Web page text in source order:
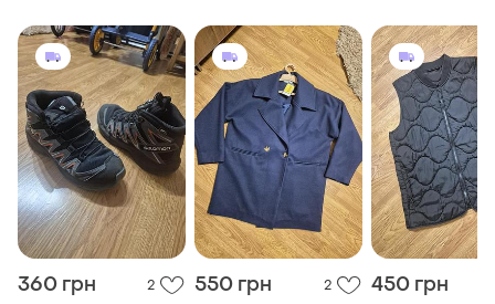
360 грн 2 550 грн 2 450 грн